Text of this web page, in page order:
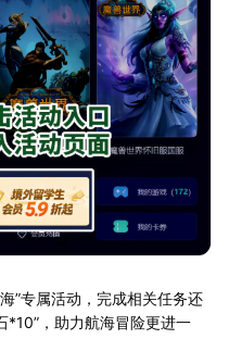
”专属活动，完成相关任务还
*10”，助力航海冒险更进一